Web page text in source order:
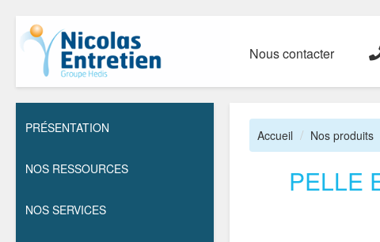
Nous contacter
PRÉSENTATION
NOS RESSOURCES
NOS SERVICES
Accueil Nos produits
PELLE